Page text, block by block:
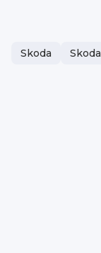
Skoda Skoda